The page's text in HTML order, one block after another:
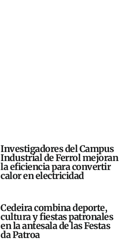
Investigadores del Campus
Industrial de Ferrol mejoran
la eficiencia para convertir
calor en electricidad
Cedeira combina deporte,
cultura y fiestas patronales
en la antesala de las Festas
da Patroa